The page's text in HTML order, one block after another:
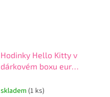
Hodinky Hello Kitty v
dárkovém boxu eur
skladem (1 ks)